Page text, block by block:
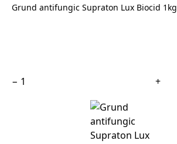
Grund antifungic Supraton Lux Biocid 1kg
− +